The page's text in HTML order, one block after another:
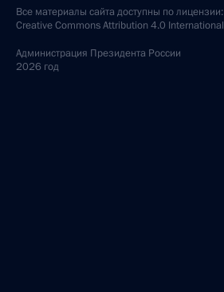
Все материалы сайта доступны по лицензии:
Creative Commons Attribution 4.0 International
Администрация Президента России
2026 год